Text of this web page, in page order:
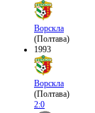
Ворскла
(Полтава)
1993
Ворскла
(Полтава)
2:0